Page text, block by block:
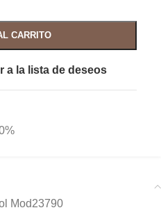
CARRITO
a la lista de deseos
Mod23790